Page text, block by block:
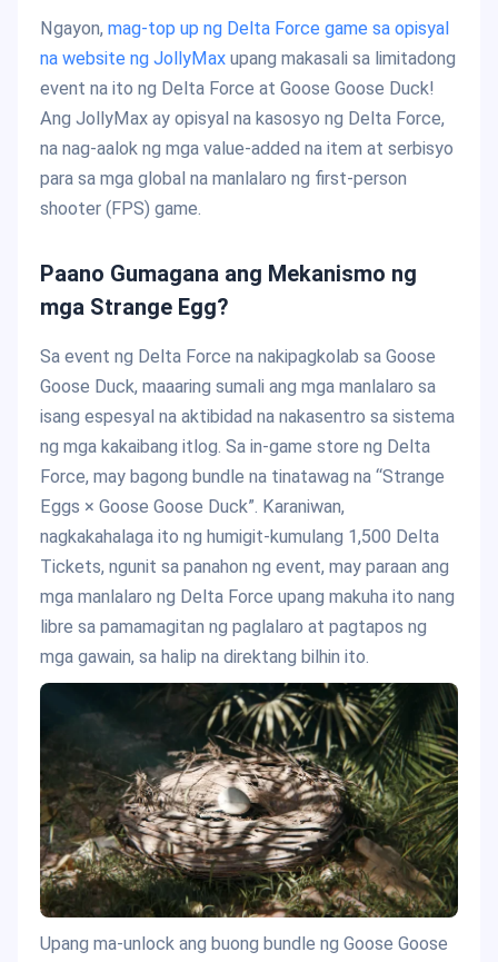
Ngayon, mag-top up ng Delta Force game sa opisyal
na website ng JollyMax upang makasali sa limitadong
event na ito ng Delta Force at Goose Goose Duck!
Ang JollyMax ay opisyal na kasosyo ng Delta Force,
na nag-aalok ng mga value-added na item at serbisyo
para sa mga global na manlalaro ng first-person
shooter (FPS) game.
Paano Gumagana ang Mekanismo ng
mga Strange Egg?
Sa event ng Delta Force na nakipagkolab sa Goose
Goose Duck, maaaring sumali ang mga manlalaro sa
isang espesyal na aktibidad na nakasentro sa sistema
ng mga kakaibang itlog. Sa in-game store ng Delta
Force, may bagong bundle na tinatawag na “Strange
Eggs × Goose Goose Duck”. Karaniwan,
nagkakahalaga ito ng humigit-kumulang 1,500 Delta
Tickets, ngunit sa panahon ng event, may paraan ang
mga manlalaro ng Delta Force upang makuha ito nang
libre sa pamamagitan ng paglalaro at pagtapos ng
mga gawain, sa halip na direktang bilhin ito.
Upang ma-unlock ang buong bundle ng Goose Goose